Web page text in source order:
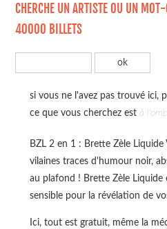
CHERCHE UN ARTISTE OU UN
40000 BILLETS
si vous ne l'avez pas trouvé ici,
ce que vous cherchez est à
BZL 2 en 1 : Brette Zèle Liquide
vilaines traces d'humour noir,
au plafond ! Brette Zèle
sensible pour la révélation de
Ici, tout est gratuit, même la